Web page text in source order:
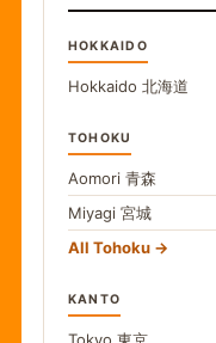
HOKKAIDO
Hokkaido 北海道
TOHOKU
Aomori 青森
Miyagi 宮城
All Tohoku
KANTO